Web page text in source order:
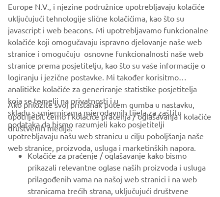
CORPORATE
FOR BUSINESS
MORE YAMAHA
Europe N.V., i njezine podružnice upotrebljavaju kolačiće
uključujući tehnologije slične kolačićima, kao što su
javascript i web beacons. Mi upotrebljavamo funkcionalne
kolačiće koji omogučavaju ispravno djelovanje naše web
stranice i omogučuju osnovne funkcionalnosti naše web
stranice prema posjetitelju, kao što su vaše informacije o
logiranju i jezične postavke. Mi također korisitmo
analitičke kolačiće za generiranje statistike posjetitelja
koja se temelji na privatnosti i u
skladu s smjernicama mjerodavnih tijela za zaštitu
podataka da bismo razumjeli kako posjetitelji
upotrebljavaju našu web stranicu u cilju poboljšanja naše
web stranice, proizvoda, usluga i marketinških napora.
Ako priložite svoj pristanak putem gumba u nastavku,
upotrijebit ćemo i kolačiće praćenja / oglašavanja i kolačiće
društvenih medija:
Kolačiće za praćenje / oglašavanje kako bismo
prikazali relevantne oglase naših proizvoda i usluga
prilagođenih vama na našoj web stranici i na web
stranicama trećih strana, uključujući društvene